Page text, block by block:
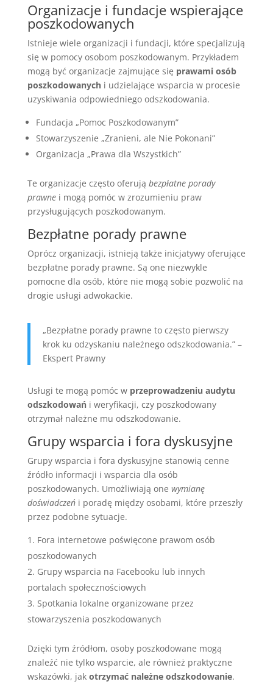
Organizacje i fundacje wspierające
poszkodowanych
Istnieje wiele organizacji i fundacji, które specjalizują
się w pomocy osobom poszkodowanym. Przykładem
mogą być organizacje zajmujące się prawami osób
poszkodowanychi udzielające wsparcia w procesie
uzyskiwania odpowiedniego odszkodowania.
Fundacja „Pomoc Poszkodowanym”
Stowarzyszenie „Zranieni, ale Nie Pokonani”
Organizacja „Prawa dla Wszystkich”
Te organizacje często oferują bezpłatne porady
prawnei mogą pomóc w zrozumieniu praw
przysługujących poszkodowanym.
Bezpłatne porady prawne
Oprócz organizacji, istnieją także inicjatywy oferujące
bezpłatne porady prawne. Są one niezwykle
pomocne dla osób, które nie mogą sobie pozwolić na
drogie usługi adwokackie.
„Bezpłatne porady prawne to często pierwszy
krok ku odzyskaniu należnego odszkodowania.” –
Ekspert Prawny
Usługi te mogą pomóc w przeprowadzeniu audytu
odszkodowańi weryfikacji, czy poszkodowany
otrzymał należne mu odszkodowanie.
Grupy wsparcia i fora dyskusyjne
Grupy wsparcia i fora dyskusyjne stanowią cenne
źródło informacji i wsparcia dla osób
poszkodowanych. Umożliwiają one wymianę
doświadczeńi poradę między osobami, które przeszły
przez podobne sytuacje.
Fora internetowe poświęcone prawom osób
poszkodowanych
Grupy wsparcia na Facebooku lub innych
portalach społecznościowych
Spotkania lokalne organizowane przez
stowarzyszenia poszkodowanych
Dzięki tym źródłom, osoby poszkodowane mogą
znaleźć nie tylko wsparcie, ale również praktyczne
wskazówki, jak otrzymać należne odszkodowanie.